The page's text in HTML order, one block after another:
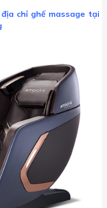
chỉ ghế massage tại